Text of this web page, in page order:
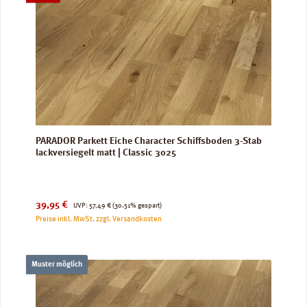
PARADOR Parkett Eiche Character Schiffsboden 3-Stab
lackversiegelt matt | Classic 3025
Verkaufspreis:
39,95 € UVP:
Regulärer Preis:
57,49 € (30.51% gespart)
Preise inkl. MwSt. zzgl. Versandkosten
Muster möglich